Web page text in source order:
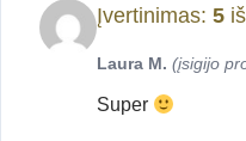
Įvertinimas: 5
Laura M. (įsigijo
Super